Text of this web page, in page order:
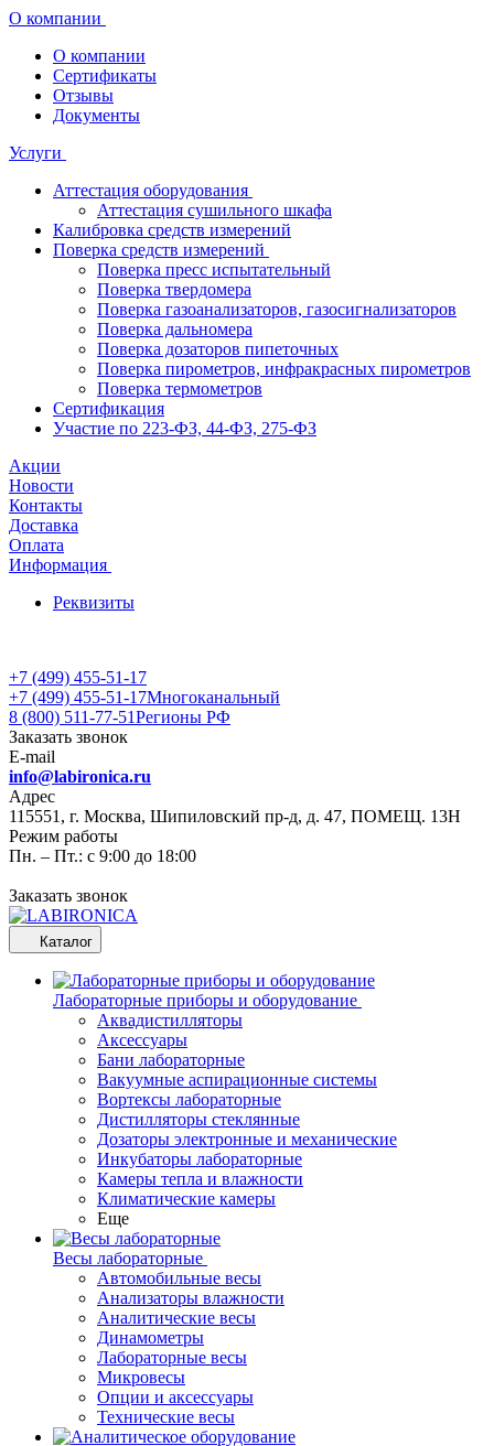
О компании
О компании
Сертификаты
Отзывы
Документы
Услуги
Аттестация оборудования
Аттестация сушильного шкафа
Калибровка средств измерений
Поверка средств измерений
Поверка пресс испытательный
Поверка твердомера
Поверка газоанализаторов, газосигнализаторов
Поверка дальномера
Поверка дозаторов пипеточных
Поверка пирометров, инфракрасных пирометров
Поверка термометров
Сертификация
Участие по 223-ФЗ, 44-ФЗ, 275-ФЗ
Акции
Новости
Контакты
Доставка
Оплата
Информация
Реквизиты
+7 (499) 455-51-17
+7 (499) 455-51-17Многоканальный
8 (800) 511-77-51Регионы РФ
Заказать звонок
E-mail
info@labironica.ru
Адрес
115551, г. Москва, Шипиловский пр-д, д. 47, ПОМЕЩ. 13Н
Режим работы
Пн. – Пт.: с 9:00 до 18:00
Заказать звонок
Каталог
Лабораторные приборы и оборудование
Аквадистилляторы
Аксессуары
Бани лабораторные
Вакуумные аспирационные системы
Вортексы лабораторные
Дистилляторы стеклянные
Дозаторы электронные и механические
Инкубаторы лабораторные
Камеры тепла и влажности
Климатические камеры
Еще
Весы лабораторные
Автомобильные весы
Анализаторы влажности
Аналитические весы
Динамометры
Лабораторные весы
Микровесы
Опции и аксессуары
Технические весы